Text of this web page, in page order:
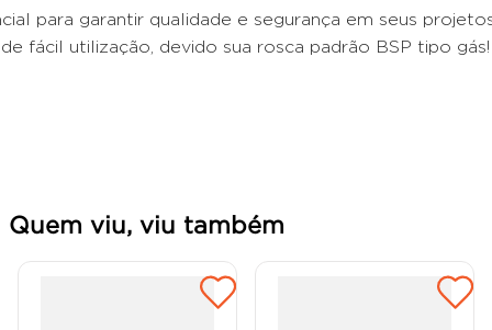
para garantir qualidade e segurança em seus
fácil utilização, devido sua rosca padrão BSP tipo gás!
Quem viu, viu também